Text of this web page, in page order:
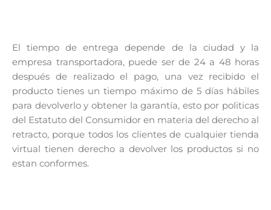
El tiempo de entrega depende de la ciudad y la
empresa transportadora, puede ser de 24 a 48 horas
después de realizado el pago, una vez recibido el
producto tienes un tiempo máximo de 5 días hábiles
para devolverlo y obtener la garantía, esto por politicas
del Estatuto del Consumidor en materia del derecho al
retracto, porque todos los clientes de cualquier tienda
virtual tienen derecho a devolver los productos si no
estan conformes.